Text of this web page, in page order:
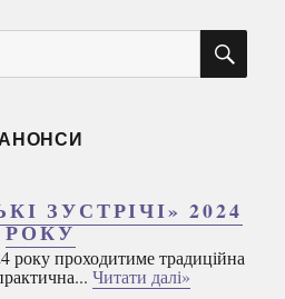
ЗУСТРІЧІ» 2024
РОКУ
року проходитиме традиційна
Читати далі»